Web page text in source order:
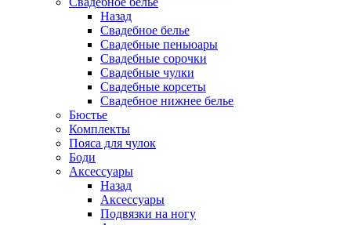
Назад
Свадебное белье
Свадебные пеньюары
Свадебные сорочки
Свадебные чулки
Свадебные корсеты
Свадебное нижнее белье
Бюстье
Комплекты
Пояса для чулок
Боди
Аксессуары
Назад
Аксессуары
Подвязки на ногу